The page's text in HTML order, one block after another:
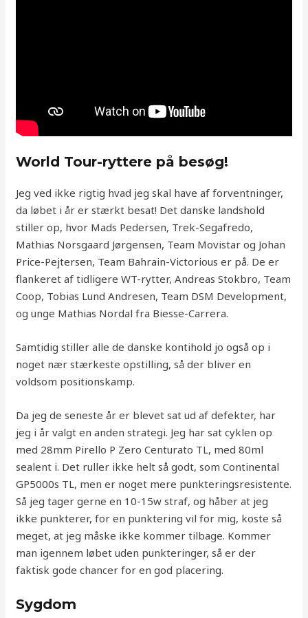
World Tour-ryttere på besøg!
Jeg ved ikke rigtig hvad jeg skal have af forventninger,
da løbet i år er stærkt besat! Det danske landshold
stiller op, hvor Mads Pedersen, Trek-Segafredo,
Mathias Norsgaard Jørgensen, Team Movistar og Johan
Price-Pejtersen, Team Bahrain-Victorious er på. De er
flankeret af tidligere WT-rytter, Andreas Stokbro, Team
Coop, Tobias Lund Andresen, Team DSM Development,
og unge Mathias Nordal fra Biesse-Carrera.
Samtidig stiller alle de danske kontihold jo også op i
noget nær stærkeste opstilling, så der bliver en
voldsom positionskamp.
Da jeg de seneste år er blevet sat ud af defekter, har
jeg i år valgt en anden strategi. Jeg har sat cyklen op
med 28mm Pirello P Zero Centurato TL, med 80ml
sealent i. Det ruller ikke helt så godt, som Continental
GP5000s TL, men er noget mere punkteringsresistente.
Så jeg tager gerne en 10-15w straf, og håber at jeg
ikke punkterer, for en punktering vil for mig, koste så
meget, at jeg måske ikke kommer tilbage. Kommer
man igennem løbet uden punkteringer, så er der
faktisk gode chancer for en god placering.
Sygdom